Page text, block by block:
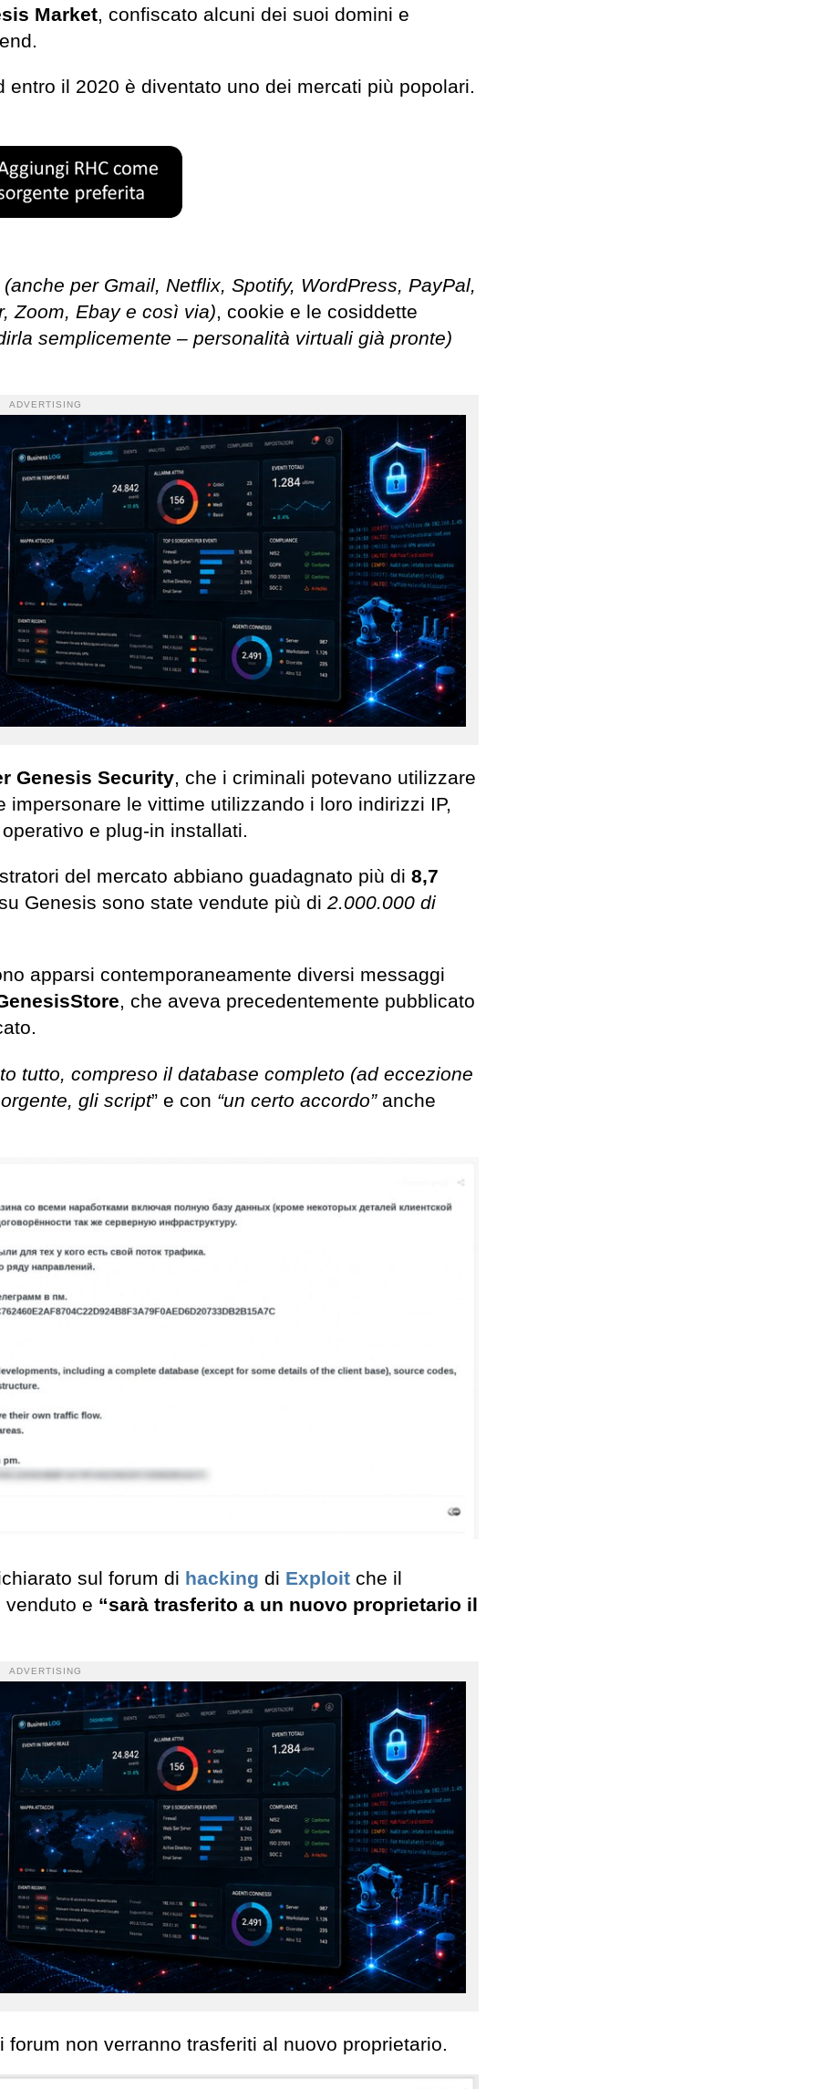
Market, confiscato alcuni dei suoi domini e
il 2020 è diventato uno dei mercati più popolari.
(anche per Gmail, Netflix, Spotify, WordPress, PayPal,
Zoom, Ebay e così via), cookie e le cosiddette
semplicemente – personalità virtuali già pronte)
ADVERTISING
Genesis Security, che i criminali potevano utilizzare
le vittime utilizzando i loro indirizzi IP,
e plug-in installati.
del mercato abbiano guadagnato più di 8,7
Genesis sono state vendute più di 2.000.000 di
apparsi contemporaneamente diversi messaggi
, che aveva precedentemente pubblicato
tutto, compreso il database completo (ad eccezione
gli script” e con “un certo accordo”anche
sul forum di hacking di Exploit che il
e “sarà trasferito a un nuovo proprietario il
ADVERTISING
non verranno trasferiti al nuovo proprietario.